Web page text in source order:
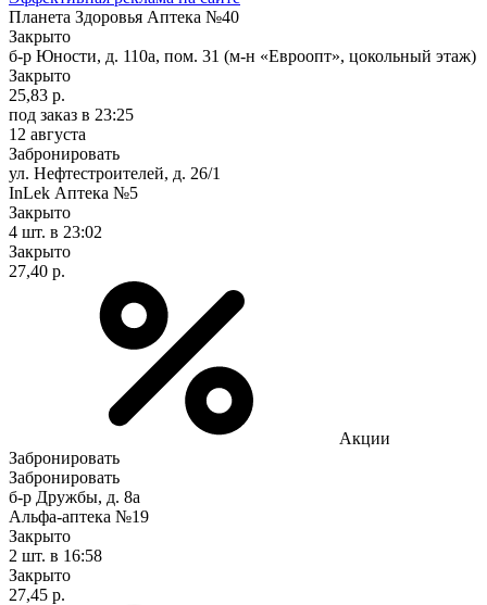
Планета Здоровья Аптека №40
Закрыто
б-р Юности, д. 110а, пом. 31 (м-н «Евроопт», цокольный этаж)
Закрыто
25,83 р.
под заказ в 23:25
12 августа
Забронировать
ул. Нефтестроителей, д. 26/1
InLek Аптека №5
Закрыто
4 шт. в 23:02
Закрыто
27,40 р.
Акции
Забронировать
Забронировать
б-р Дружбы, д. 8а
Альфа-аптека №19
Закрыто
2 шт. в 16:58
Закрыто
27,45 р.